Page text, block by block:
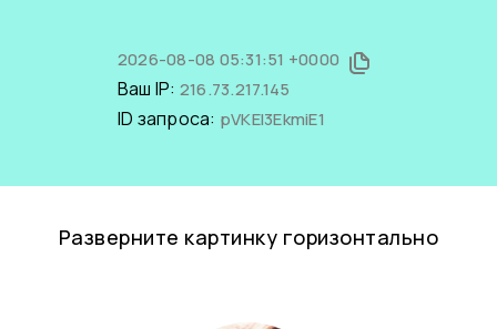
2026-08-08 05:31:51 +0000
Ваш IP: 216.73.217.145
ID запроса: pVKEl3EkmiE1
Разверните картинку горизонтально